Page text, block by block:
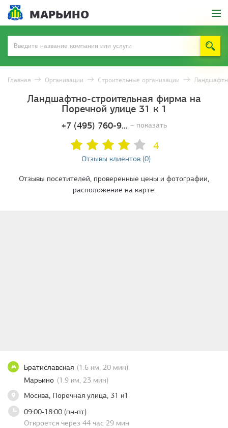
МАРЬИНО
Главная Организации Строительные организации
Братиславская (1.6 км, 20 мин)
Марьино (1.9 км, 23 мин)
Москва, Поречная улица, 31 к1
09:00-18:00 (пн-пт)
Откроется через 44 час 29 мин
Ландшафтно-строительная фирма на
Поречной улице 31 к 1
Отзывы посетителей, проверенные цены и фотографии,
расположение на карте.
+7 (495) 760-9... – показать
4
Отзывы клиентов (0)